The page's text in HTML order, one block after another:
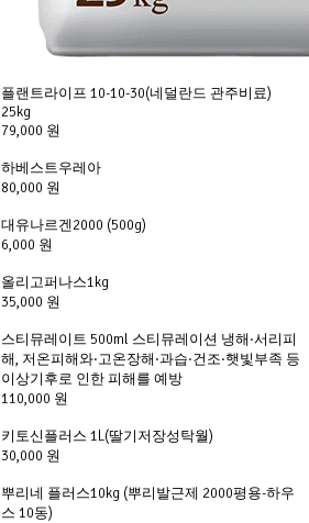
플랜트라이프 10-10-30(네덜란드 관주비료)
25kg
79,000 원
하베스트우레아
80,000 원
대유나르겐2000 (500g)
6,000 원
올리고퍼나스1kg
35,000 원
스티뮤레이트 500ml 스티뮤레이션 냉해·서리피
해, 저온피해와·고온장해·과습·건조·햇빛부족 등
이상기후로 인한 피해를 예방
110,000 원
키토신플러스 1L(딸기저장성탁월)
30,000 원
뿌리네 플러스10kg (뿌리발근제 2000평용-하우
스 10동)